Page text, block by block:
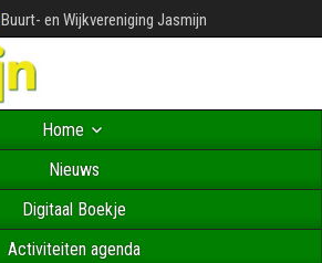
Buurt- en Wijkvereniging Jasmijn
Home
Nieuws
Digitaal Boekje
Activiteiten agenda